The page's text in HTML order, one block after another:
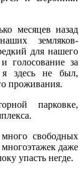
месяцев назад
земляков-
для нашего
голосование за
здесь не был,
проживания.
парковке,
свободных
даже
упасть негде.